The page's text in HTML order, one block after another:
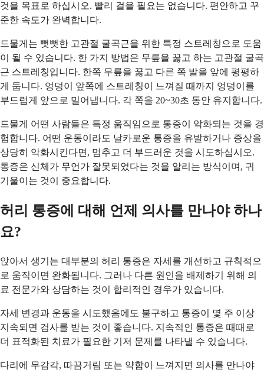
것을 목표로 하십시오. 빨리 걸을 필요는 없습니다. 편안하고 꾸
준한 속도가 완벽합니다.
드물게는 뻣뻣한 고관절 굴곡근을 위한 특정 스트레칭으로 도움
이 될 수 있습니다. 한 가지 방법은 무릎을 꿇고 하는 고관절 굴곡
근 스트레칭입니다. 한쪽 무릎을 꿇고 다른 쪽 발을 앞에 평평하
게 둡니다. 엉덩이 앞쪽에 스트레칭이 느껴질 때까지 엉덩이를
부드럽게 앞으로 밀어냅니다. 각 쪽을 20~30초 동안 유지합니다.
드물게 어떤 사람들은 특정 움직임으로 통증이 악화되는 것을 경
험합니다. 어떤 운동이라도 날카로운 통증을 유발하거나 증상을
상당히 악화시킨다면, 멈추고 더 부드러운 것을 시도하십시오.
통증은 신체가 무언가 잘못되었다는 것을 알리는 방식이며, 귀
기울이는 것이 중요합니다.
허리 통증에 대해 언제 의사를 만나야 하나
요?
앉아서 생기는 대부분의 허리 통증은 자세를 개선하고 규칙적으
로 움직이면 완화됩니다. 그러나 다른 원인을 배제하기 위해 의
료 전문가와 상담하는 것이 합리적인 경우가 있습니다.
자세 변경과 운동을 시도했음에도 불구하고 통증이 몇 주 이상
지속되면 검사를 받는 것이 좋습니다. 지속적인 통증은 때때로
더 표적화된 치료가 필요한 기저 문제를 나타낼 수 있습니다.
다리에 무감각, 따끔거림 또는 약함이 느껴지면 의사를 만나야